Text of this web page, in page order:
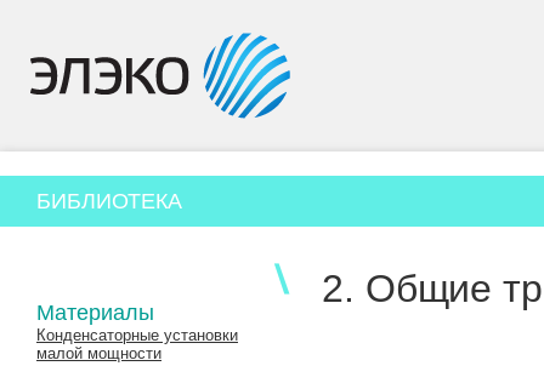
БИБЛИОТЕКА
Материалы
Конденсаторные установки
малой мощности
2. Общие